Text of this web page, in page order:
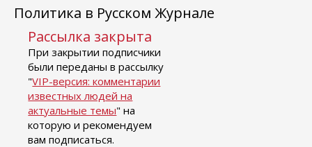
Политика в Русском Журнале
Рассылка закрыта
При закрытии подписчики
были переданы в рассылку
"VIP-версия: комментарии
известных людей на
актуальные темы" на
которую и рекомендуем
вам подписаться.